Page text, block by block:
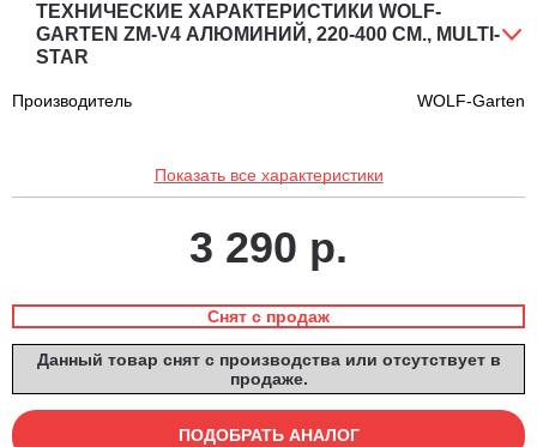
ТЕХНИЧЕСКИЕ ХАРАКТЕРИСТИКИ WOLF-
GARTEN ZM-V4 АЛЮМИНИЙ, 220-400 СМ., MULTI-
STAR
Производитель WOLF-Garten
Показать все характеристики
3 290 р.
Снят с продаж
Данный товар снят с производства или отсутствует в
продаже.
ПОДОБРАТЬ АНАЛОГ